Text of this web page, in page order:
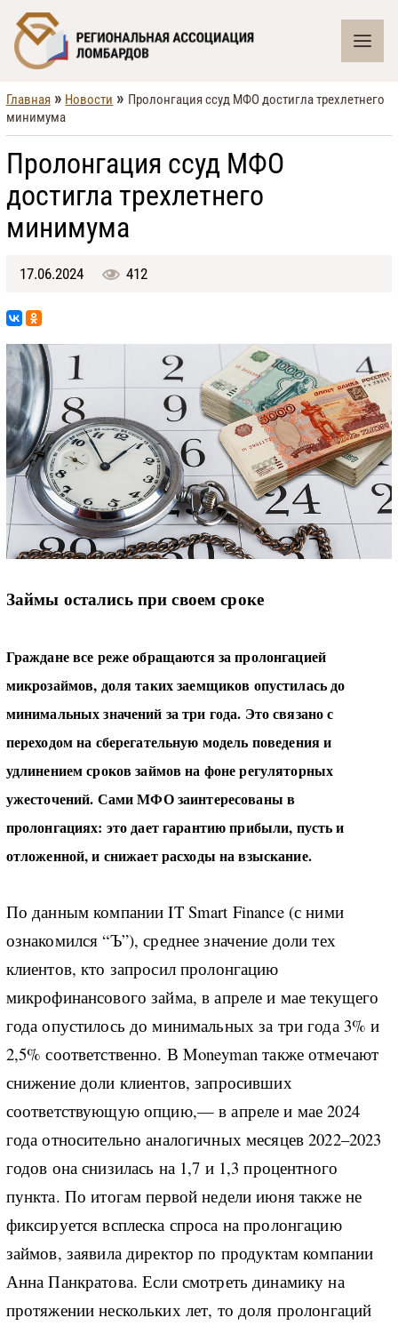
Главная » Новости » Пролонгация ссуд МФО достигла трехлетнего
минимума
Пролонгация ссуд МФО
достигла трехлетнего
минимума
17.06.2024 412
Займы остались при своем сроке
Граждане все реже обращаются за пролонгацией
микрозаймов, доля таких заемщиков опустилась до
минимальных значений за три года. Это связано с
переходом на сберегательную модель поведения и
удлинением сроков займов на фоне регуляторных
ужесточений. Сами МФО заинтересованы в
пролонгациях: это дает гарантию прибыли, пусть и
отложенной, и снижает расходы на взыскание.
По данным компании IT Smart Finance (с ними
ознакомился “Ъ”), среднее значение доли тех
клиентов, кто запросил пролонгацию
микрофинансового займа, в апреле и мае текущего
года опустилось до минимальных за три года 3% и
2,5% соответственно. В Moneyman также отмечают
снижение доли клиентов, запросивших
соответствующую опцию,— в апреле и мае 2024
года относительно аналогичных месяцев 2022–2023
годов она снизилась на 1,7 и 1,3 процентного
пункта. По итогам первой недели июня также не
фиксируется всплеска спроса на пролонгацию
займов, заявила директор по продуктам компании
Анна Панкратова. Если смотреть динамику на
протяжении нескольких лет, то доля пролонгаций